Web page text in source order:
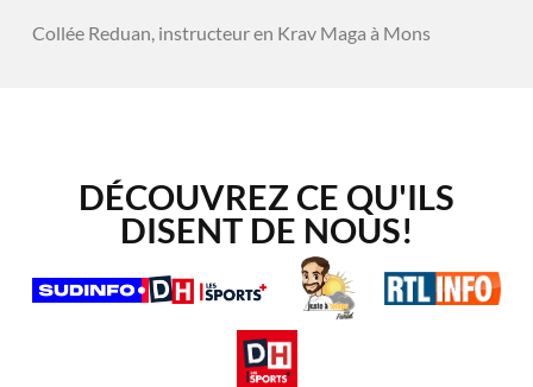
Collée Reduan, instructeur en Krav Maga à Mons
DÉCOUVREZ CE QU'ILS
DISENT DE NOUS!